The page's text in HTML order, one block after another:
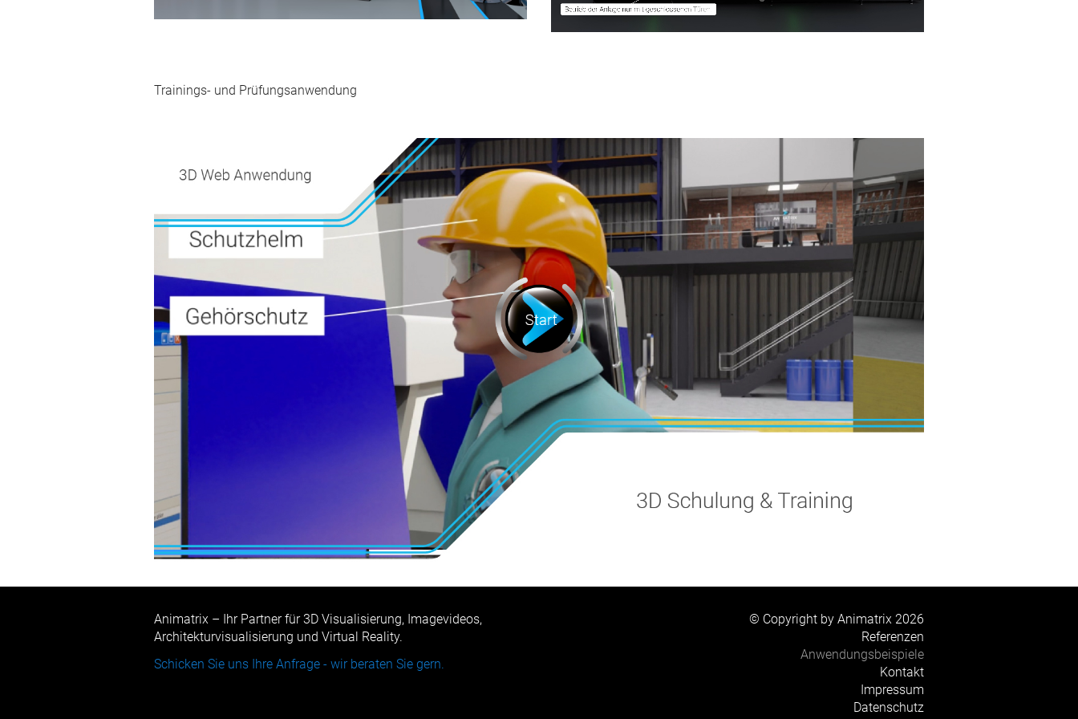
Trainings- und Prüfungsanwendung
Animatrix – Ihr Partner für 3D Visualisierung, Imagevideos,
Architekturvisualisierung und Virtual Reality.
Schicken Sie uns Ihre Anfrage - wir beraten Sie gern.
© Copyright by Animatrix 2026
Referenzen
Anwendungsbeispiele
Kontakt
Impressum
Datenschutz